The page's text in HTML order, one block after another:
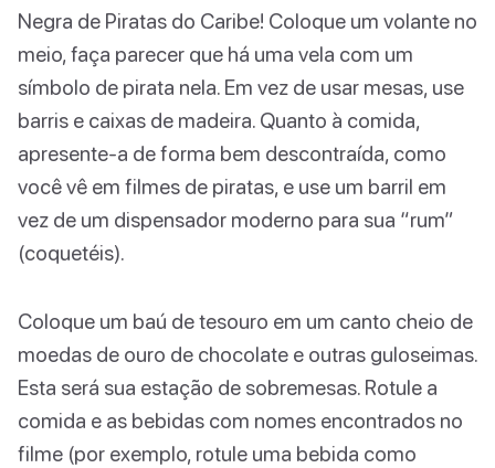
Negra de Piratas do Caribe! Coloque um volante no
meio, faça parecer que há uma vela com um
símbolo de pirata nela. Em vez de usar mesas, use
barris e caixas de madeira. Quanto à comida,
apresente-a de forma bem descontraída, como
você vê em filmes de piratas, e use um barril em
vez de um dispensador moderno para sua “rum”
(coquetéis).
Coloque um baú de tesouro em um canto cheio de
moedas de ouro de chocolate e outras guloseimas.
Esta será sua estação de sobremesas. Rotule a
comida e as bebidas com nomes encontrados no
filme (por exemplo, rotule uma bebida como